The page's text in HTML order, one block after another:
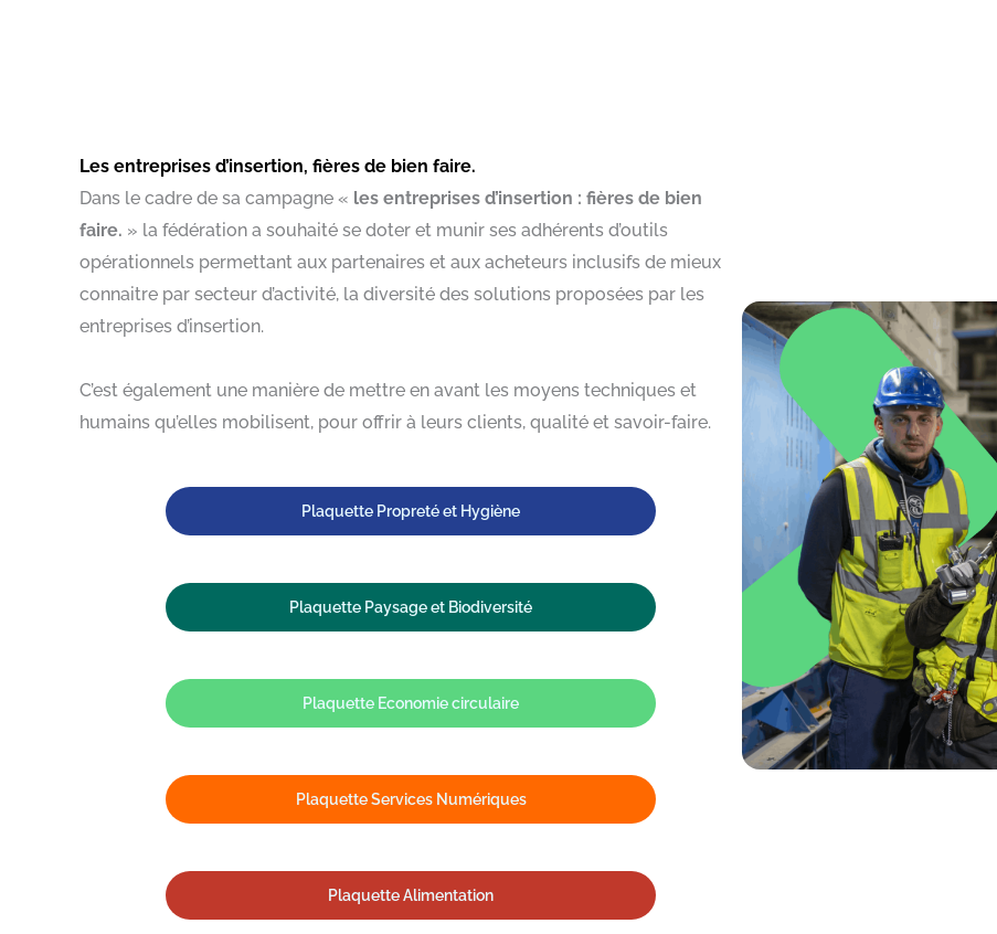
Les entreprises d’insertion, fières de bien faire.
Dans le cadre de sa campagne « les entreprises d’insertion : fières de bien
faire. » la fédération a souhaité se doter et munir ses adhérents d’outils
opérationnels permettant aux partenaires et aux acheteurs inclusifs de mieux
connaitre par secteur d’activité, la diversité des solutions proposées par les
entreprises d’insertion.
C’est également une manière de mettre en avant les moyens techniques et
humains qu’elles mobilisent, pour offrir à leurs clients, qualité et savoir-faire.
Plaquette Propreté et Hygiène
Plaquette Paysage et Biodiversité
Plaquette Economie circulaire
Plaquette Services Numériques
Plaquette Alimentation